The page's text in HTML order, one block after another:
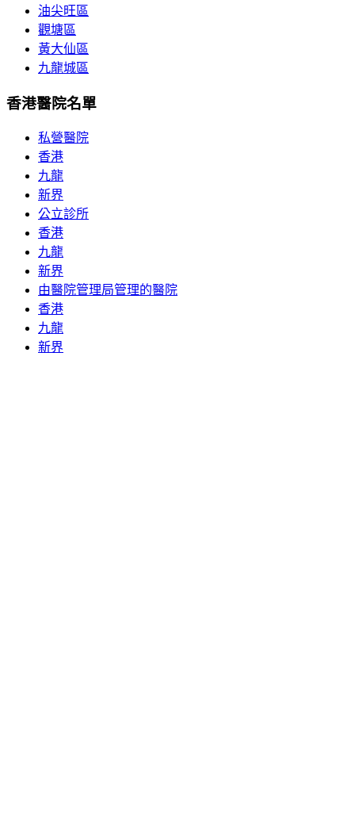
油尖旺區
觀塘區
黃大仙區
九龍城區
香港醫院名單
私營醫院
香港
九龍
新界
公立診所
香港
九龍
新界
由醫院管理局管理的醫院
香港
九龍
新界